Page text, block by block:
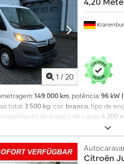
1 / 20
149 000 km, potência:96 kW
total: 3 500 kg, cor: branco, tipo de
do espaço de carga:4 200
fecho centralizado,
Assistente de estacionamento:
internas do compartimento de carga:
estado! Codpfx Acozlpxwelerf Sem
Citroën